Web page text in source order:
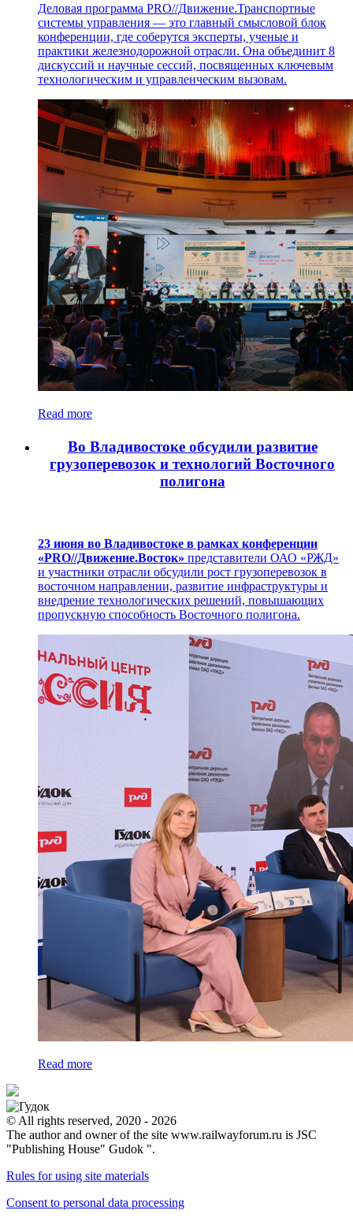
Деловая программа PRO//Движение.Транспортные
системы управления — это главный смысловой блок
конференции, где соберутся эксперты, ученые и
практики железнодорожной отрасли. Она объединит 8
дискуссий и научные сессий, посвященных ключевым
технологическим и управленческим вызовам.
Read more
Во Владивостоке обсудили развитие
грузоперевозок и технологий Восточного
полигона
23 июня во Владивостоке в рамках конференции
«PRO//Движение.Восток» представители ОАО «РЖД»
и участники отрасли обсудили рост грузоперевозок в
восточном направлении, развитие инфраструктуры и
внедрение технологических решений, повышающих
пропускную способность Восточного полигона.
Read more
© All rights reserved, 2020 - 2026
The author and owner of the site www.railwayforum.ru is JSC
"Publishing House" Gudok ".
Rules for using site materials
Consent to personal data processing